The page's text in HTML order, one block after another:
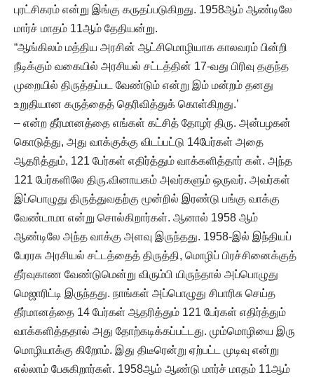
புரட்சிகரம் என்று இங்கு கருதப்படுகிறது. 1958ஆம் ஆண்டிலே
மார்ச் மாதம் 11ஆம் தேதியன்று.
“ஆங்கிலம் மத்திய அரசின் ஆட்சிமொழியாக காலவரம் பின்றி
நீடிக்கும் வகையில் அரசியல் சட்டத்தின் 17-வது பிரிவு தகுந்த
முறையில் திருத்தப்பட வேண்டும் என்று இம் மன்றம் தனது
உறுதியான கருத்தைத் தெரிவித்துக் கொள்கிறது.’
– என்ற தீர்மானத்தை எங்கள் கட்சித் தோழர் திரு. அன்பழகன்
கொடுத்து, அது வாக்குக்கு விடப்பட்டு 14பேர்கள் அதை
ஆதரித்தும், 121 பேர்கள் எதிர்த்தும் வாக்களித்தார் கள். அந்த
121 பேர்களிலே திரு.வினாயகம் அவர்களும் ஒருவர். அவர்கள்
இப்பொழுது திருத்துவதற்கு மூன்றில் இரண்டு பங்கு வாக்கு
வேண்டாமா என்று சொல்கிறார்கள். ஆனால் 1958 ஆம்
ஆண்டிலே அந்த வாக்கு அளவு இருந்தது. 1958-இல் இந்தியப்
பேரரசு அரசியல் சட்டத்தைத் திருத்தி, மொழிப் பிரச்சினைக்குத்
தீர்வுகாண வேண்டுமென்று விரும்பி யிருந்தால் அப்பொழுது
மெஜாரிட்டி இருந்தது. நாங்கள் அப்பொழுது சிபாரிசு செய்த
தீர்மானத்தை 14 பேர்கள் ஆதரித்தும் 121 பேர்கள் எதிர்த்தும்
வாக்களித்ததால் அது தோற்கடிக்கப்பட்டது. மும்மொழியை இரு
மொழியாக்கு கிறோம். இது திடீரென்று ஏற்பட்ட முடிவு என்று
எல்லாம் பேசுகிறார்கள். 1958ஆம் ஆண்டு மார்ச் மாதம் 11ஆம்